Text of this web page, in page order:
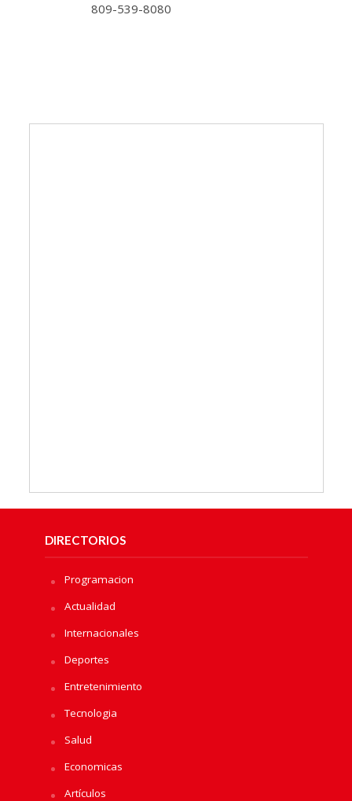
809-539-8080
DIRECTORIOS
Programacion
Actualidad
Internacionales
Deportes
Entretenimiento
Tecnologia
Salud
Economicas
Artículos